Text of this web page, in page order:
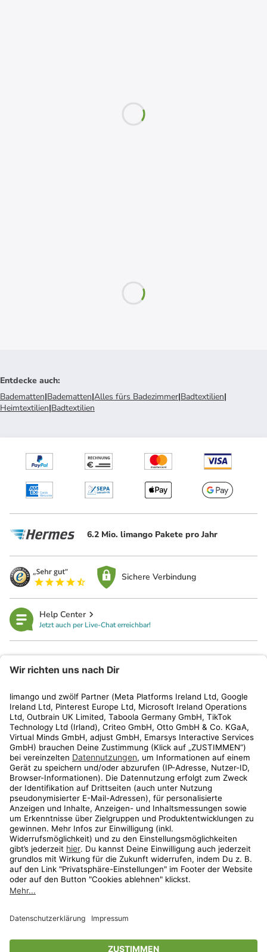
Entdecke auch:
Badematten|Badematten|Alles fürs Badezimmer|Badtextilien|
Heimtextilien|Badtextilien
6.2 Mio. limango Pakete pro Jahr
Sichere Verbindung
Help Center
Jetzt auch per Live-Chat erreichbar!
Kundenservice
Shop
Aktionen
Travel